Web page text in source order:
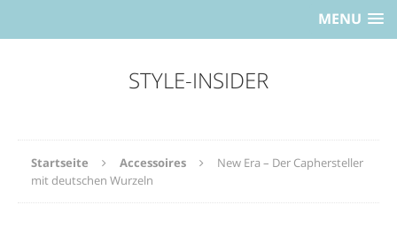
MENU
STYLE-INSIDER
Startseite Accessoires
New Era – Der Caphersteller
mit deutschen Wurzeln